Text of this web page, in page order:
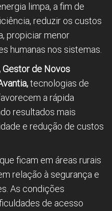
limpa, a fim de
reduzir os custos
propiciar menor
humanas nos sistemas.
Gestor de Novos
,tecnologias de
a rápida
resultados mais
e redução de custos
ficam em áreas rurais
relação à segurança e
As condições
de acesso